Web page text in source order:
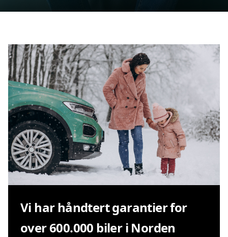
Vi har håndtert garantier for
over 600.000 biler i Norden